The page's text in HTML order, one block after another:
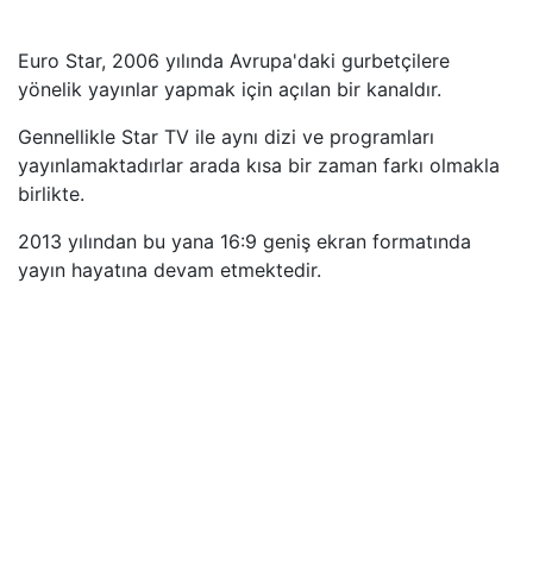
Euro Star, 2006 yılında Avrupa'daki gurbetçilere
yönelik yayınlar yapmak için açılan bir kanaldır.
Gennellikle Star TV ile aynı dizi ve programları
yayınlamaktadırlar arada kısa bir zaman farkı olmakla
birlikte.
2013 yılından bu yana 16:9 geniş ekran formatında
yayın hayatına devam etmektedir.